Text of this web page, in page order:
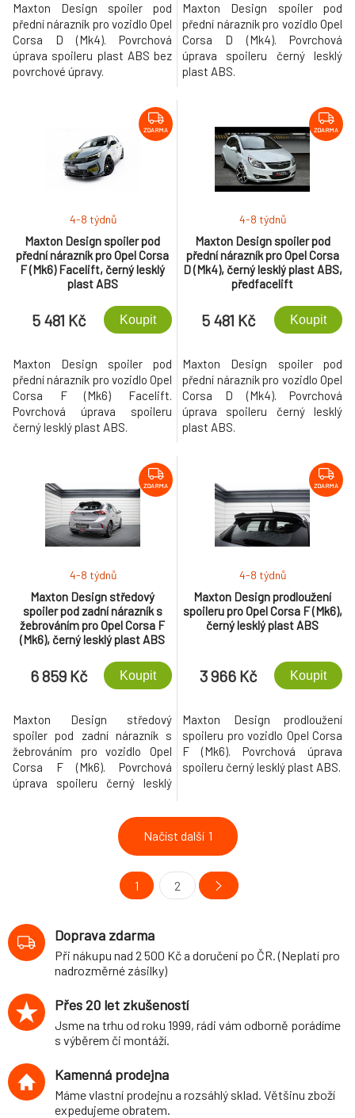
Maxton Design spoiler pod
přední nárazník pro vozidlo Opel
Corsa D (Mk4). Povrchová
úprava spoileru plast ABS bez
povrchové úpravy.
Maxton Design spoiler pod
přední nárazník pro vozidlo Opel
Corsa D (Mk4). Povrchová
úprava spoileru černý lesklý
plast ABS.
ZDARMA
Maxton Design spoiler pod
přední nárazník pro Opel Corsa
F (Mk6) Facelift, černý lesklý
plast ABS
4-8 týdnů
5 481 Kč Koupit
Maxton Design spoiler pod
přední nárazník pro vozidlo Opel
Corsa F (Mk6) Facelift.
Povrchová úprava spoileru
černý lesklý plast ABS.
ZDARMA
Maxton Design spoiler pod
přední nárazník pro Opel Corsa
D (Mk4), černý lesklý plast ABS,
předfacelift
4-8 týdnů
5 481 Kč Koupit
Maxton Design spoiler pod
přední nárazník pro vozidlo Opel
Corsa D (Mk4). Povrchová
úprava spoileru černý lesklý
plast ABS.
ZDARMA
Maxton Design středový
spoiler pod zadní nárazník s
žebrováním pro Opel Corsa F
(Mk6), černý lesklý plast ABS
4-8 týdnů
6 859 Kč Koupit
Maxton Design středový
spoiler pod zadní nárazník s
žebrováním pro vozidlo Opel
Corsa F (Mk6). Povrchová
úprava spoileru černý lesklý
ZDARMA
Maxton Design prodloužení
spoileru pro Opel Corsa F (Mk6),
černý lesklý plast ABS
4-8 týdnů
3 966 Kč Koupit
Maxton Design prodloužení
spoileru pro vozidlo Opel Corsa
F (Mk6). Povrchová úprava
spoileru černý lesklý plast ABS.
Načíst další 1
1 2
Doprava zdarma
Při nákupu nad 2 500 Kč a doručení po ČR. (Neplatí pro
nadrozměrné zásilky)
Přes 20 let zkušeností
Jsme na trhu od roku 1999, rádi vám odborně porádíme
s výběrem či montáží.
Kamenná prodejna
Máme vlastní prodejnu a rozsáhlý sklad. Většinu zboží
expedujeme obratem.